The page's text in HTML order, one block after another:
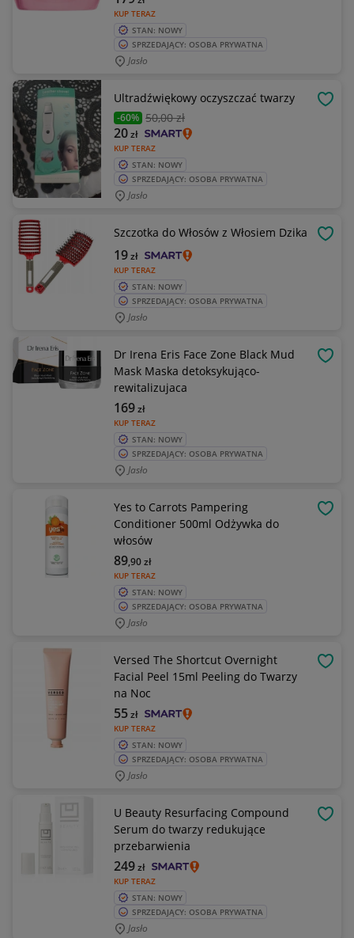
KUP TERAZ
STAN: NOWY
SPRZEDAJĄCY: OSOBA PRYWATNA
Jasło
Ultradźwiękowy oczyszczać twarzy
-60% 50,00 zł
KUP TERAZ
20zł
STAN: NOWY
SPRZEDAJĄCY: OSOBA PRYWATNA
Jasło
Szczotka do Włosów z Włosiem Dzika
KUP TERAZ
19zł
STAN: NOWY
SPRZEDAJĄCY: OSOBA PRYWATNA
Jasło
Dr Irena Eris Face Zone Black Mud
Mask Maska detoksykująco-
rewitalizujaca
KUP TERAZ
169zł
STAN: NOWY
SPRZEDAJĄCY: OSOBA PRYWATNA
Jasło
Yes to Carrots Pampering
Conditioner 500ml Odżywka do
włosów
KUP TERAZ
89,90zł
STAN: NOWY
SPRZEDAJĄCY: OSOBA PRYWATNA
Jasło
Versed The Shortcut Overnight
Facial Peel 15ml Peeling do Twarzy
na Noc
KUP TERAZ
55zł
STAN: NOWY
SPRZEDAJĄCY: OSOBA PRYWATNA
Jasło
U Beauty Resurfacing Compound
Serum do twarzy redukujące
przebarwienia
KUP TERAZ
249zł
STAN: NOWY
SPRZEDAJĄCY: OSOBA PRYWATNA
Jasło